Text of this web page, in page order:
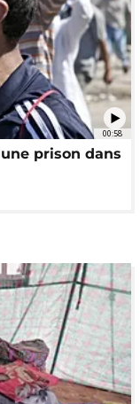
00:58
prison dans